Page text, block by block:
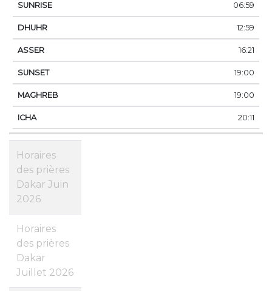
06:59
12:59
16:21
19:00
19:00
20:11
Horaires
des prières
Dakar Juin
2026
Horaires
des prières
Dakar
Juillet 2026